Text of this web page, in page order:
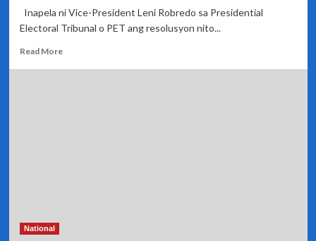
shading
sa
Inapela ni Vice-President Leni Robredo sa Presidential
Electoral Tribunal o PET ang resolusyon nito...
Read MoreRead
National